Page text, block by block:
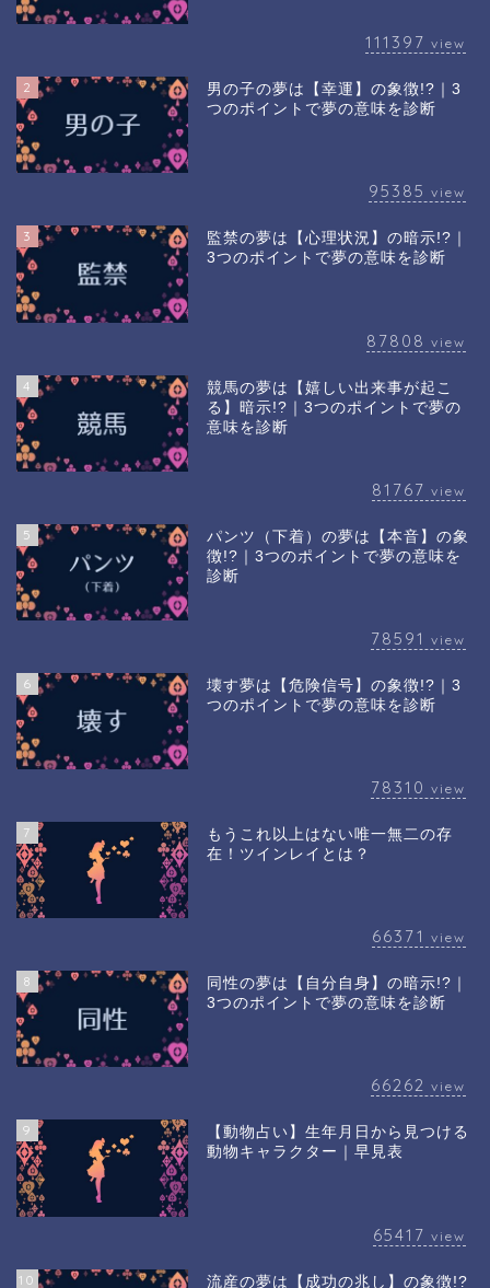
111397 view
2
男の子の夢は【幸運】の象徴!?｜3
つのポイントで夢の意味を診断
95385 view
3
監禁の夢は【心理状況】の暗示!?｜
3つのポイントで夢の意味を診断
87808 view
4
競馬の夢は【嬉しい出来事が起こ
る】暗示!?｜3つのポイントで夢の
意味を診断
81767 view
5
パンツ（下着）の夢は【本音】の象
徴!?｜3つのポイントで夢の意味を
診断
78591 view
6
壊す夢は【危険信号】の象徴!?｜3
つのポイントで夢の意味を診断
78310 view
7
もうこれ以上はない唯一無二の存
在！ツインレイとは？
66371 view
8
同性の夢は【自分自身】の暗示!?｜
3つのポイントで夢の意味を診断
66262 view
9
【動物占い】生年月日から見つける
動物キャラクター｜早見表
65417 view
10 流産の夢は【成功の兆し】の象徴!?